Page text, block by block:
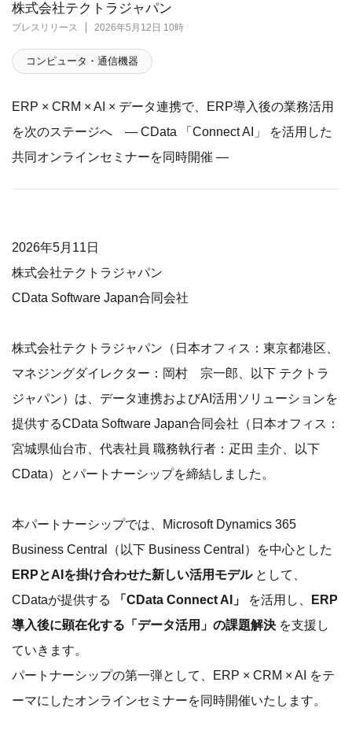
株式会社テクトラジャパン
プレスリリース 2026年5月12日 10時
コンピュータ・通信機器
ERP × CRM × AI × データ連携で、ERP導入後の業務活用
を次のステージへ ― CData 「Connect AI」 を活用した
共同オンラインセミナーを同時開催 ―
2026年5月11日
株式会社テクトラジャパン
CData Software Japan合同会社
株式会社テクトラジャパン（日本オフィス：東京都港区、
マネジングダイレクター：岡村 宗一郎、以下 テクトラ
ジャパン）は、データ連携およびAI活用ソリューションを
提供するCData Software Japan合同会社（日本オフィス：
宮城県仙台市、代表社員 職務執行者：疋田 圭介、以下
CData）とパートナーシップを締結しました。
本パートナーシップでは、Microsoft Dynamics 365
Business Central（以下 Business Central）を中心とした
ERPとAIを掛け合わせた新しい活用モデルとして、
CDataが提供する
「CData Connect AI」 を活用し、
ERP
導入後に顕在化する「データ活用」の課題解決 を支援し
ていきます。
パートナーシップの第一弾として、ERP × CRM × AI をテ
ーマにしたオンラインセミナーを同時開催いたします。